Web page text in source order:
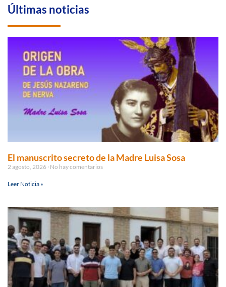
Últimas noticias
El manuscrito secreto de la Madre Luisa Sosa
2 agosto, 2026 No hay comentarios
Leer Noticia »